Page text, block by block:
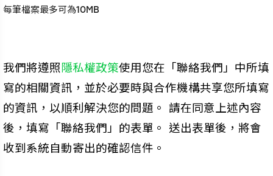
每筆檔案最多可為10MB
我們將遵照 隱私權政策使用您在「聯絡我們」中所填
寫的相關資訊，並於必要時與合作機構共享您所填寫
的資訊，以順利解決您的問題。 請在同意上述內容
後，填寫「聯絡我們」的表單。 送出表單後，將會
收到系統自動寄出的確認信件。